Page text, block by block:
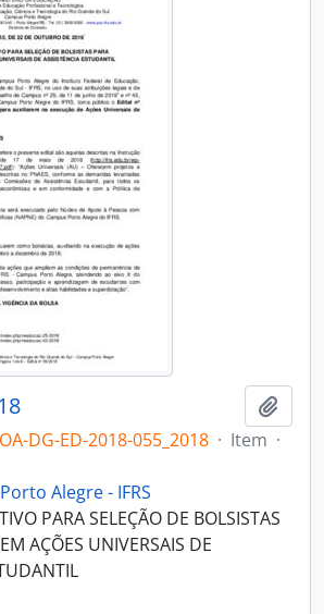
DG-ED-2018-055_2018 · Item ·
Alegre - IFRS
PARA SELEÇÃO DE BOLSISTAS
AÇÕES UNIVERSAIS DE